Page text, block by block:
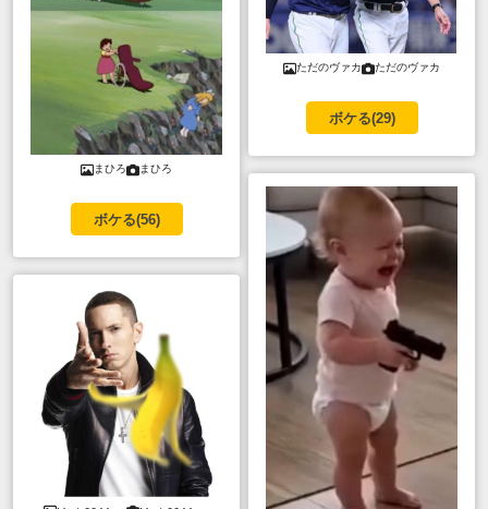
まひろ まひろ
ボケる(56)
ただのヴァカ ただのヴァカ
ボケる(29)